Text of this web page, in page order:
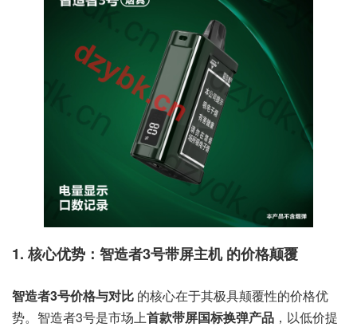
1. 核心优势： 智造者3号带屏主机的价格颠覆
智造者3号价格与对比 的核心在于其极具颠覆性的价格优
势。智造者3号是市场上首款带屏国标换弹产品 ，以低价提